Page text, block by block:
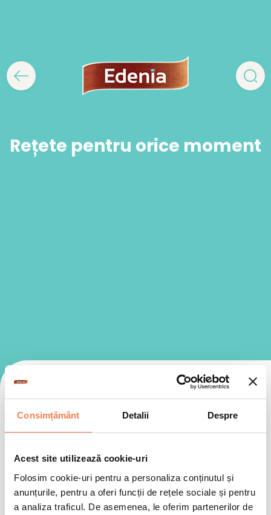
Consimțământ Detalii Despre
Acest site utilizează cookie-uri
Folosim cookie-uri pentru a personaliza conținutul și
anunțurile, pentru a oferi funcții de rețele sociale și pentru
a analiza traficul. De asemenea, le oferim partenerilor de
Rețete pentru orice moment
Schimbați categoria
Rapide Vegetariene
Selectează